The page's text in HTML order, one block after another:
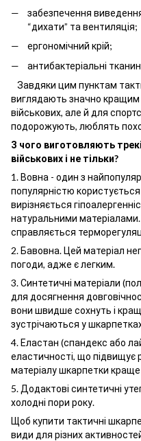
забезпечення
“дихати” та вентиляція;
ергономічний крій;
антибактеріальні
Завдяки цим пунктам
виглядають значно кращим
військових, але й для
подорожують, люблять
З чого виготовляють
військових і не тільки?
1. Вовна - один з
популярністю
вирізняється
натуральними
справляється
2. Бавовна. Цей матеріал
погоди, адже є легким.
3. Синтетичні матеріали
для досягнення
вони швидше сохнуть і
зустрічаються у
4. Еластан (спандекс або
еластичності, що підвищує
матеріалу шкарпетки
5. Додактові синтетичні
холодні пори року.
Щоб купити тактичні
види для різних